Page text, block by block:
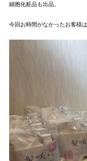
細胞化粧品も出品。
今回お時間がなかったお客様